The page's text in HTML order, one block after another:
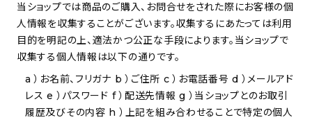
daily mukuri/ アイテム
カテゴリー一覧
当ショップでは商品のご購入、お問合せをされた際にお客様の個
人情報を収集することがございます。収集するにあたっては利用
目的を明記の上、適法かつ公正な手段によります。当ショップで
収集する個人情報は以下の通りです。
a ）お名前、フリガナ b ）ご住所 c ）お電話番号 d ）メールアド
レス e ）パスワード f ）配送先情報 g ）当ショップとのお取引
履歴及びその内容 h ）上記を組み合わせることで特定の個人